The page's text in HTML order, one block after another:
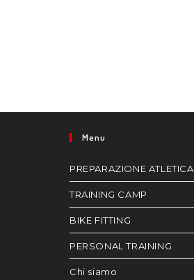
Menu
PREPARAZIONE ATLETICA
TRAINING CAMP
BIKE FITTING
PERSONAL TRAINING
Chi siamo